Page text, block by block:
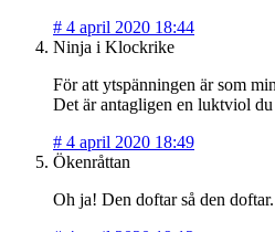
# 4 april 2020 18:44
Ninja i Klockrike
För att ytspänningen är som
Det är antagligen en luktviol
# 4 april 2020 18:49
Ökenråttan
Oh ja! Den doftar så den